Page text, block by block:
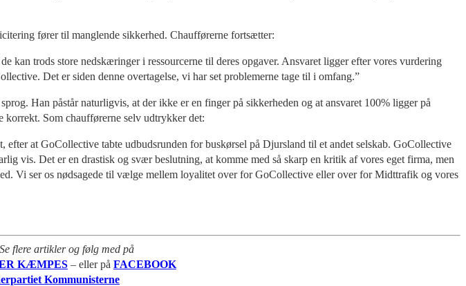
fører til manglende sikkerhed. Chaufførerne fortsætter:
trods store nedskæringer i ressourcerne til deres opgaver. Ansvaret ligger efter vores vurdering
Det er siden denne overtagelse, vi har set problemerne tage til i omfang.”
Han påstår naturligvis, at der ikke er en finger på sikkerheden og at ansvaret 100% ligger på
Som chaufførerne selv udtrykker det:
at GoCollective tabte udbudsrunden for buskørsel på Djursland til et andet selskab. GoCollective
vis. Det er en drastisk og svær beslutning, at komme med så skarp en kritik af vores eget firma, men
Vi ser os nødsagede til vælge mellem loyalitet over for GoCollective eller over for Midttrafik og vores
flere artikler og følg med på
KÆMPES – eller på FACEBOOK
Kommunisterne